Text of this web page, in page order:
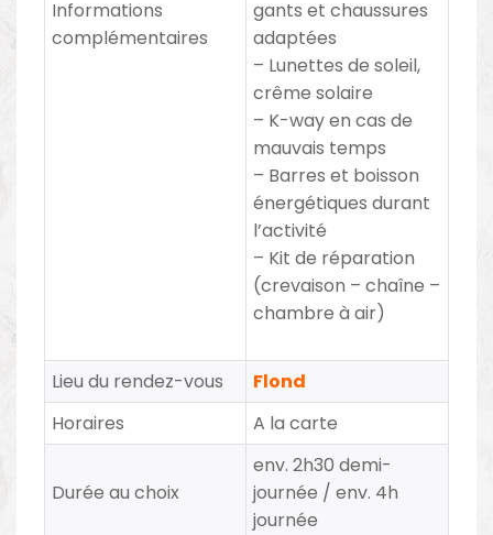
Informations
complémentaires
gants et chaussures
adaptées
– Lunettes de soleil,
crême solaire
– K-way en cas de
mauvais temps
– Barres et boisson
énergétiques durant
l’activité
– Kit de réparation
(crevaison – chaîne –
chambre à air)
Lieu du rendez-vous
Flond
Horaires
A la carte
Durée au choix
env. 2h30 demi-
journée / env. 4h
journée